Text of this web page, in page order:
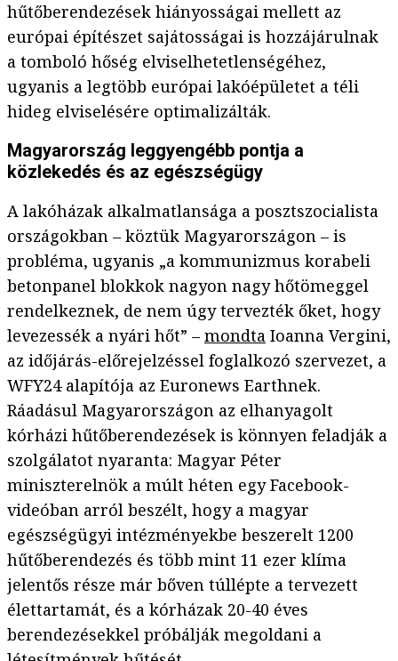
hűtőberendezések hiányosságai mellett az
európai építészet sajátosságai is hozzájárulnak
a tomboló hőség elviselhetetlenségéhez,
ugyanis a legtöbb európai lakóépületet a téli
hideg elviselésére optimalizálták.
Magyarország leggyengébb pontja a
közlekedés és az egészségügy
A lakóházak alkalmatlansága a posztszocialista
országokban – köztük Magyarországon – is
probléma, ugyanis „a kommunizmus korabeli
betonpanel blokkok nagyon nagy hőtömeggel
rendelkeznek, de nem úgy tervezték őket, hogy
levezessék a nyári hőt” – mondta Ioanna Vergini,
az időjárás-előrejelzéssel foglalkozó szervezet, a
WFY24 alapítója az Euronews Earthnek.
Ráadásul Magyarországon az elhanyagolt
kórházi hűtőberendezések is könnyen feladják a
szolgálatot nyaranta: Magyar Péter
miniszterelnök a múlt héten egy Facebook-
videóban arról beszélt, hogy a magyar
egészségügyi intézményekbe beszerelt 1200
hűtőberendezés és több mint 11 ezer klíma
jelentős része már bőven túllépte a tervezett
élettartamát, és a kórházak 20-40 éves
berendezésekkel próbálják megoldani a